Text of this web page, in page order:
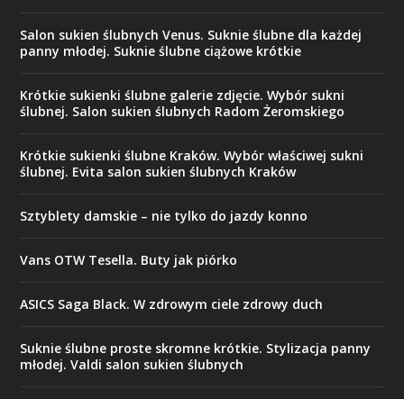
Salon sukien ślubnych Venus. Suknie ślubne dla każdej
panny młodej. Suknie ślubne ciążowe krótkie
Krótkie sukienki ślubne galerie zdjęcie. Wybór sukni
ślubnej. Salon sukien ślubnych Radom Żeromskiego
Krótkie sukienki ślubne Kraków. Wybór właściwej sukni
ślubnej. Evita salon sukien ślubnych Kraków
Sztyblety damskie – nie tylko do jazdy konno
Vans OTW Tesella. Buty jak piórko
ASICS Saga Black. W zdrowym ciele zdrowy duch
Suknie ślubne proste skromne krótkie. Stylizacja panny
młodej. Valdi salon sukien ślubnych